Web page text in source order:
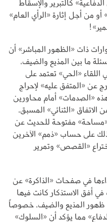
كالتبرير والإسقاط
من أجل إثارة «الرأي العام»
ذات «الظهور المباشر» أن
ما بين المذيع والضيف،
«الحي» تعتمد على
عن «المتفق عليه» لإحراج
«الصدمات» أمام محاورين
«الثنائي» المسبق،
مفتوحة للحديث عن
على حساب «ذمم» الآخرين
«القصص» وتمرير
في صفحات «الذاكرة» عن
أفق الاستذكار كانت فيها
ظهور المذيع والضيف، خصوصاً
مما يؤكد أن «السلوك»